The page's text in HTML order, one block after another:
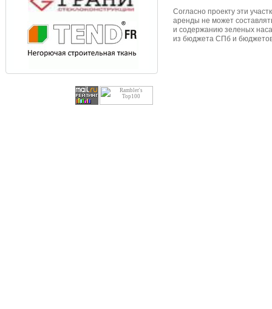
Согласно проекту эти
аренды не может
и содержанию зеленых
из бюджета СПб и